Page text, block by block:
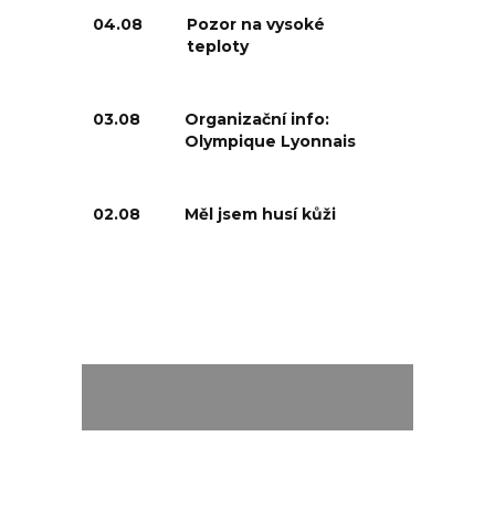
04.08
Pozor na vysoké
teploty
03.08
Organizační info:
Olympique Lyonnais
02.08 Měl jsem husí kůži